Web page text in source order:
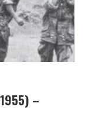
–